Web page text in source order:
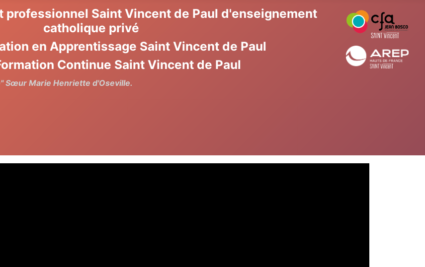
professionnel Saint Vincent de Paul d'enseignement
catholique privé
en Apprentissage Saint Vincent de Paul
Continue Saint Vincent de Paul
Sœur Marie Henriette d'Oseville.